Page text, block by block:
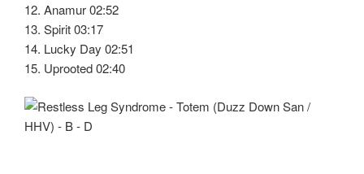
12. Anamur 02:52
13. Spirit 03:17
14. Lucky Day 02:51
15. Uprooted 02:40